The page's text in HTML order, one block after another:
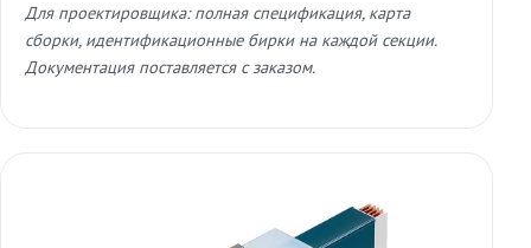
Для проектировщика: полная спецификация, карта
сборки, идентификационные бирки на каждой секции.
Документация поставляется с заказом.